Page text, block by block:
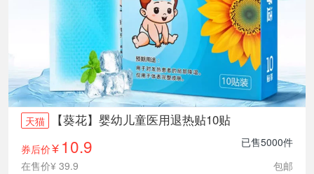
天猫 【葵花】婴幼儿童医用退热贴10贴
券后价¥ 10.9
已售5000件
在售价¥ 39.9
包邮